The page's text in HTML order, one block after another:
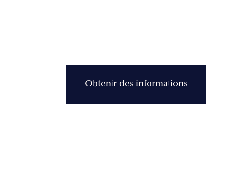
Obtenir des informations